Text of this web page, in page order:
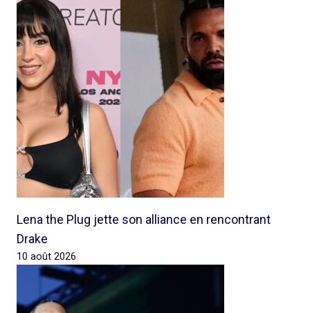
Lena the Plug jette son alliance en rencontrant
Drake
10 août 2026